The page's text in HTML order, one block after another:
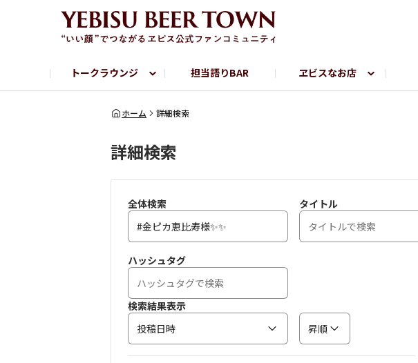
トークラウンジ
フリートーク
担当語りBAR ヱビスなお店
ヱビス提供店情報
ヱビスブランドサイト
サッポロビール公式Instagram
ホーム 詳細検索
詳細検索
全体検索 タイトル
ハッシュタグ
検索結果表示
投稿日時
昇順